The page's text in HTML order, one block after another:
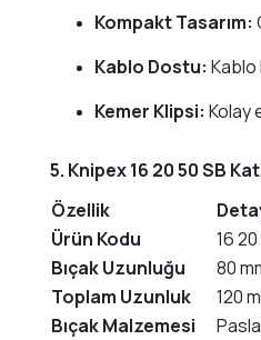
Kompakt Tasarım:
Kablo Dostu: Kablo
Kemer Klipsi: Kolay
5. Knipex 16 20 50 SB
Özellik
Ürün Kodu
16
Bıçak Uzunluğu
80
Toplam Uzunluk 120
Bıçak Malzemesi